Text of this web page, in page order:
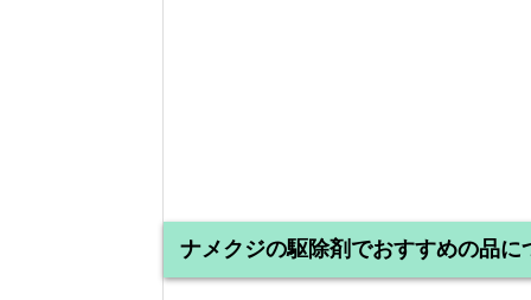
ナメクジの駆除剤でおすすめの品に